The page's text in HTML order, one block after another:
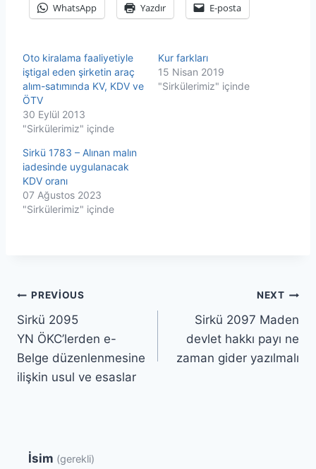
WhatsApp Yazdır E-posta
Oto kiralama faaliyetiyle
iştigal eden şirketin araç
alım-satımında KV, KDV ve
ÖTV
30 Eylül 2013
"Sirkülerimiz" içinde
Kur farkları
15 Nisan 2019
"Sirkülerimiz" içinde
Sirkü 1783 – Alınan malın
iadesinde uygulanacak
KDV oranı
07 Ağustos 2023
"Sirkülerimiz" içinde
Yazı
gezinmesi
PREVIOUS
Sirkü 2095
YN ÖKC’lerden e-
Belge düzenlenmesine
ilişkin usul ve esaslar
NEXT
Sirkü 2097 Maden
devlet hakkı payı ne
zaman gider yazılmalı
İsim (gerekli)